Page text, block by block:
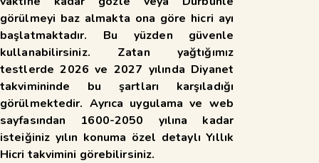
görülmeyi baz almakta ona göre hicri ayı
başlatmaktadır. Bu yüzden güvenle
kullanabilirsiniz. Zatan yağtığımız
testlerde 2026 ve 2027 yılında Diyanet
takvimininde bu şartları karşıladığı
görülmektedir. Ayrıca uygulama ve web
sayfasından 1600-2050 yılına kadar
isteiğiniz yılın konuma özel detaylı Yıllık
Hicri takvimini görebilirsiniz.